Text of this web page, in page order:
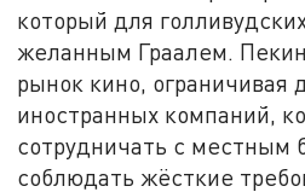
который для
желанным Граалем.
рынок кино, ограничивая
иностранных компаний,
сотрудничать с местным
соблюдать жёсткие